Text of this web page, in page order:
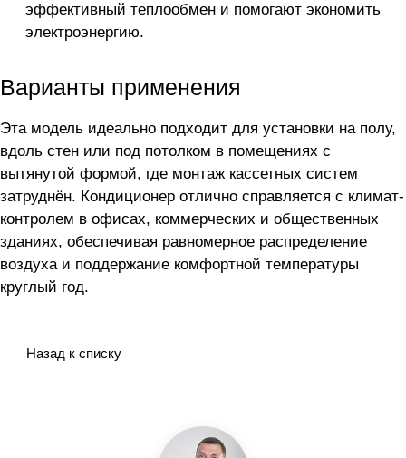
эффективный теплообмен и помогают экономить
электроэнергию.
Варианты применения
Эта модель идеально подходит для установки на полу,
вдоль стен или под потолком в помещениях с
вытянутой формой, где монтаж кассетных систем
затруднён. Кондиционер отлично справляется с климат-
контролем в офисах, коммерческих и общественных
зданиях, обеспечивая равномерное распределение
воздуха и поддержание комфортной температуры
круглый год.
Назад к списку